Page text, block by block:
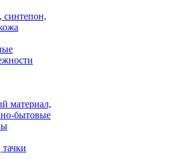
синтепон,
материал,
бытовые